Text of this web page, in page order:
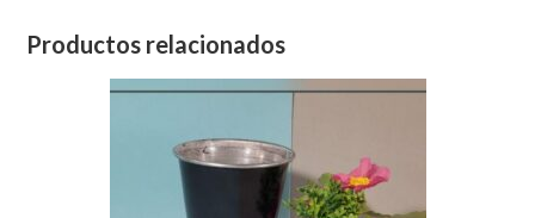
Productos relacionados